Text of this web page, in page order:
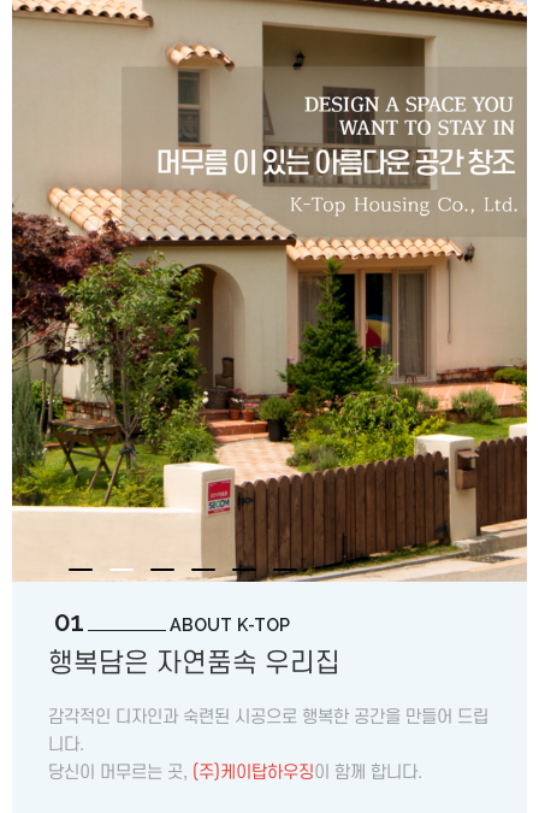
01 ABOUT K-TOP
행복담은 자연품속 우리집
감각적인 디자인과 숙련된 시공으로 행복한 공간을 만들어 드립
니다.
당신이 머무르는 곳, (주)케이탑하우징이 함께 합니다.